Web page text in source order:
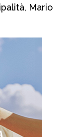
Mario